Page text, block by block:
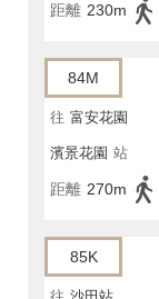
距離 230m
84M
往 富安花園
濱景花園 站
距離 270m
85K